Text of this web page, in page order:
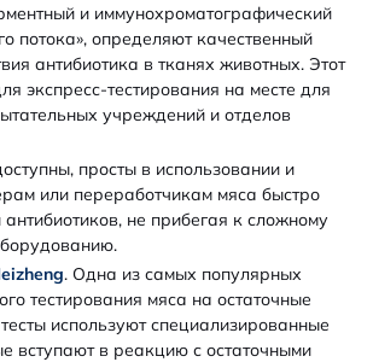
и иммунохроматографический
потока», определяют качественный
антибиотика в тканях животных. Этот
экспресс-тестирования на месте для
учреждений и отделов
просты в использовании и
или переработчикам мяса быстро
антибиотиков, не прибегая к сложному
. Одна из самых популярных
тестирования мяса на остаточные
используют специализированные
вступают в реакцию с остаточными